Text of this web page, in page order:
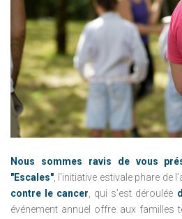
Nous sommes ravis de vous
"Escales" , l'initiative estivale phare de
contre le cancer , qui s’est déroulée
événement annuel offre aux familles